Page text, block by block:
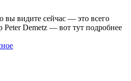
вы видите сейчас — это всего
Demetz — вот тут подробнее